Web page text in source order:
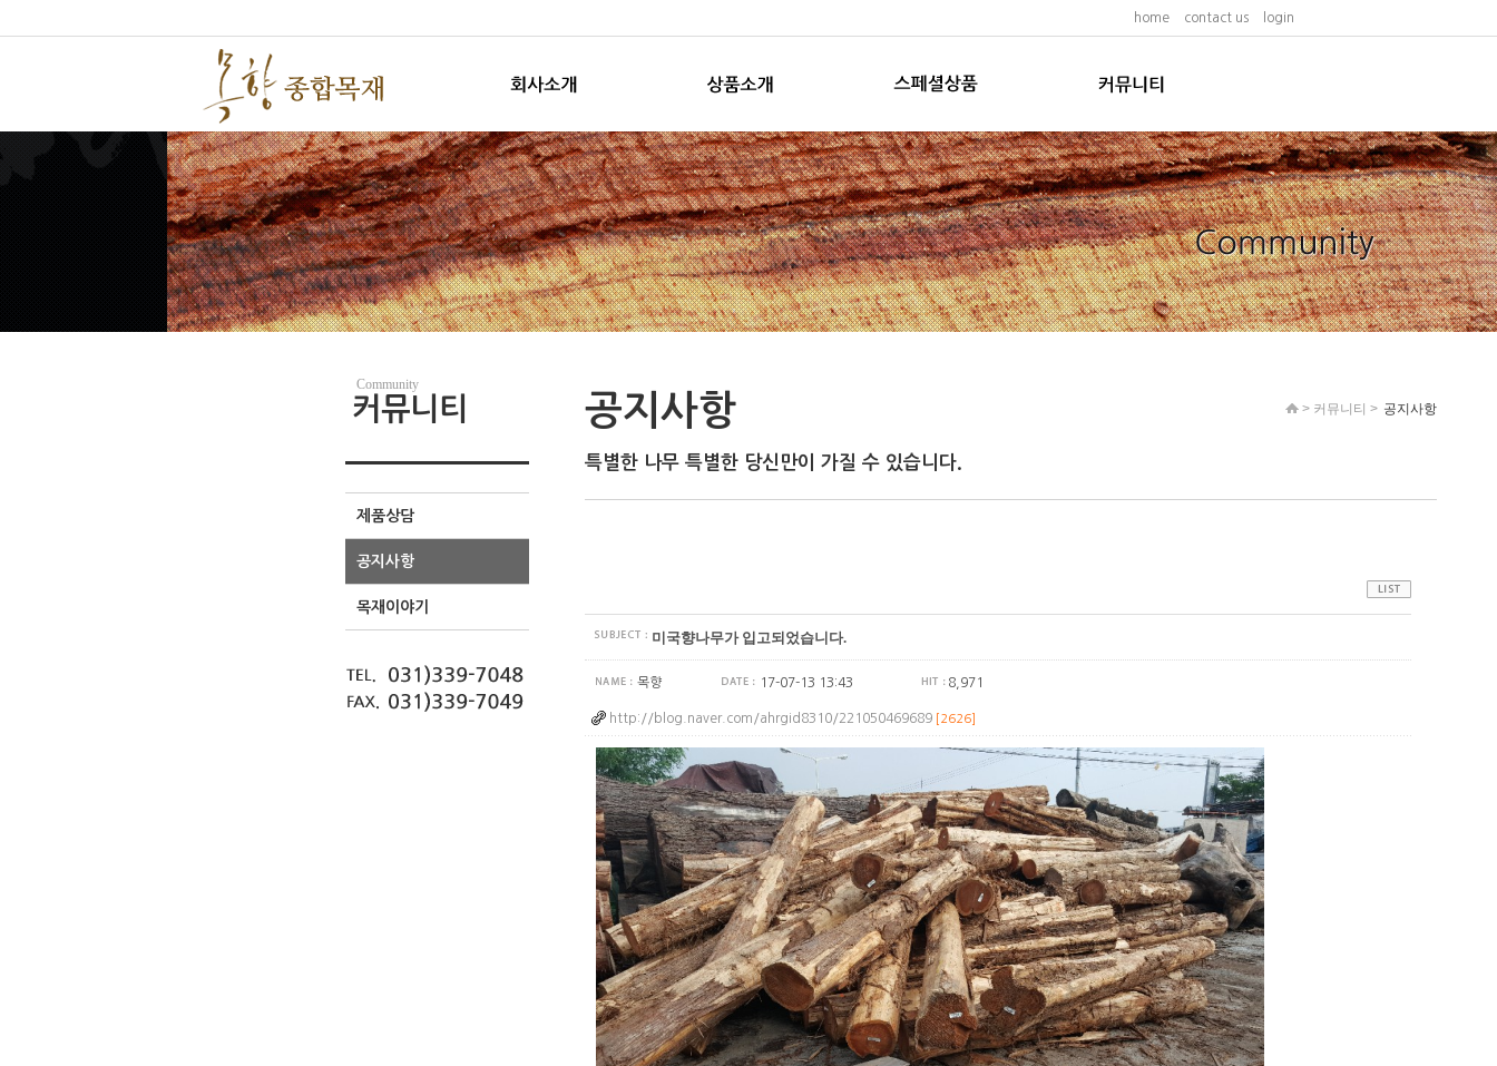
home contact us login
Community
커뮤니티
제품상담
공지사항
목재이야기
> 커뮤니티 > 공지사항
공지사항
특별한 나무 특별한 당신만이 가질 수 있습니다.
미국향나무가 입고되었습니다.
목향 17-07-13 13:43 8,971
http://blog.naver.com/ahrgid8310/221050469689 [2626]